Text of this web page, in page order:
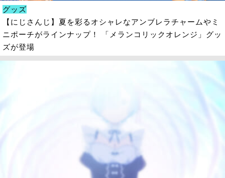
グッズ
【にじさんじ】夏を彩るオシャレなアンブレラチャームやミ
ニポーチがラインナップ！ 「メランコリックオレンジ」グッ
ズが登場